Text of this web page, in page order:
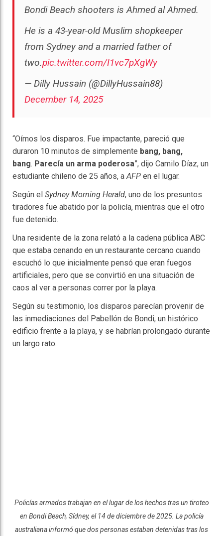
Bondi Beach shooters is Ahmed al Ahmed.
He is a 43-year-old Muslim shopkeeper
from Sydney and a married father of
two.pic.twitter.com/I1vc7pXgWy
— Dilly Hussain (@DillyHussain88)
December 14, 2025
“Oímos los disparos. Fue impactante, pareció que
duraron 10 minutos de simplemente bang, bang,
bang. Parecía un arma poderosa”, dijo Camilo Díaz, un
estudiante chileno de 25 años, aAFP en el lugar.
Según el Sydney Morning Herald, uno de los presuntos
tiradores fue abatido por la policía, mientras que el otro
fue detenido.
Una residente de la zona relató a la cadena pública ABC
que estaba cenando en un restaurante cercano cuando
escuchó lo que inicialmente pensó que eran fuegos
artificiales, pero que se convirtió en una situación de
caos al ver a personas correr por la playa.
Según su testimonio, los disparos parecían provenir de
las inmediaciones del Pabellón de Bondi, un histórico
edificio frente a la playa, y se habrían prolongado durante
un largo rato.
Policías armados trabajan en el lugar de los hechos tras un tiroteo
en Bondi Beach, Sídney, el 14 de diciembre de 2025. La policía
australiana informó que dos personas estaban detenidas tras los